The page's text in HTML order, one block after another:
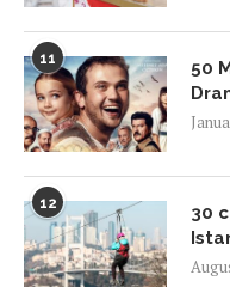
11
50
12
30